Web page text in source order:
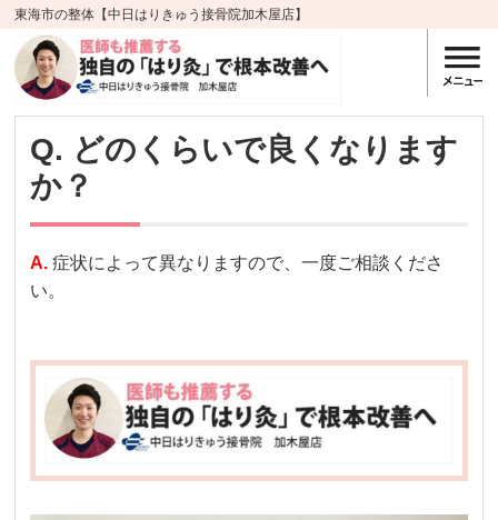
東海市の整体【中日はりきゅう接骨院加木屋店】
Q. どのくらいで良くなります
か？
A. 症状によって異なりますので、一度ご相談くださ
い。